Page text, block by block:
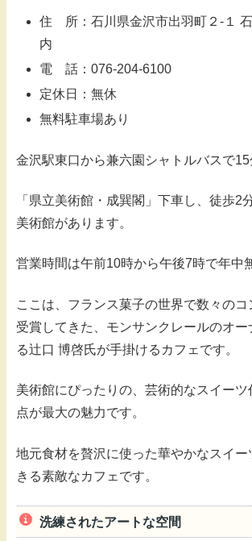
住 所：石川県金沢市出羽町２-１
内
電 話：076-204-6100
定休日：無休
無料駐車場あり
金沢駅東口から兼六園シャトルバスで15
「県立美術館・成巽閣」下車し、徒歩2
美術館があります。
営業時間は午前10時から午後7時で年中
ここは、フランス菓子の世界で数々の
受賞してきた、モンサンクレールのオー
る辻口 博啓氏が手掛けるカフェです。
美術館にぴったりの、芸術的なスイーツ
点が最大の魅力です。
地元食材を贅沢に使った華やかなスイ
きる素敵なカフェです。
洗練されたアートな空間